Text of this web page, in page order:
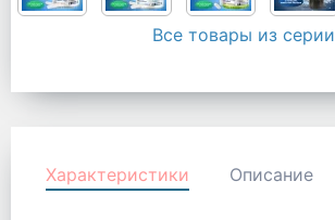
Все товары из серии
Характеристики Описание